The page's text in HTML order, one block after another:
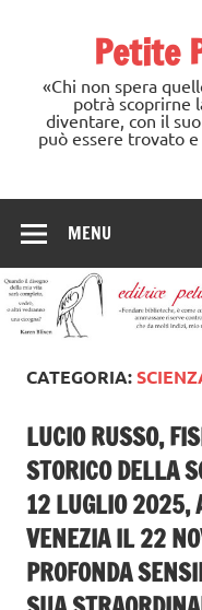
Petite
«Chi non spera
potrà scoprirne
diventare, con il
può essere trovato
MENU
CATEGORIA:
LUCIO RUSSO,
STORICO DELLA
12 LUGLIO 2025,
VENEZIA IL 22
PROFONDA